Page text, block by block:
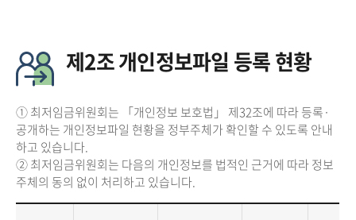
제2조 개인정보파일 등록 현황
① 최저임금위원회는 「개인정보 보호법」 제32조에 따라 등록·
공개하는 개인정보파일 현황을 정부주체가 확인할 수 있도록 안내
하고 있습니다.
② 최저임금위원회는 다음의 개인정보를 법적인 근거에 따라 정보
주체의 동의 없이 처리하고 있습니다.